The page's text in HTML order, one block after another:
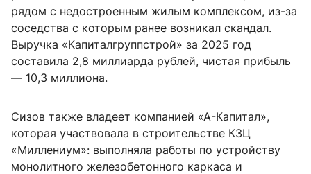
рядом с недостроенным жилым комплексом, из-за
соседства с которым ранее возникал скандал.
Выручка «Капиталгруппстрой» за 2025 год
составила 2,8 миллиарда рублей, чистая прибыль
— 10,3 миллиона.
Сизов также владеет компанией «А-Капитал»,
которая участвовала в строительстве КЗЦ
«Миллениум»: выполняла работы по устройству
монолитного железобетонного каркаса и